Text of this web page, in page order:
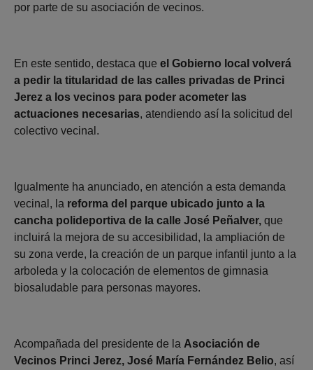
por parte de su asociación de vecinos.
En este sentido, destaca que el Gobierno local volverá
a pedir la titularidad de las calles privadas de Princi
Jerez a los vecinos para poder acometer las
actuaciones necesarias, atendiendo así la solicitud del
colectivo vecinal.
Igualmente ha anunciado, en atención a esta demanda
vecinal, la reforma del parque ubicado junto a la
cancha polideportiva de la calle José Peñalver, que
incluirá la mejora de su accesibilidad, la ampliación de
su zona verde, la creación de un parque infantil junto a la
arboleda y la colocación de elementos de gimnasia
biosaludable para personas mayores.
Acompañada del presidente de la Asociación de
Vecinos Princi Jerez, José María Fernández Belio, así